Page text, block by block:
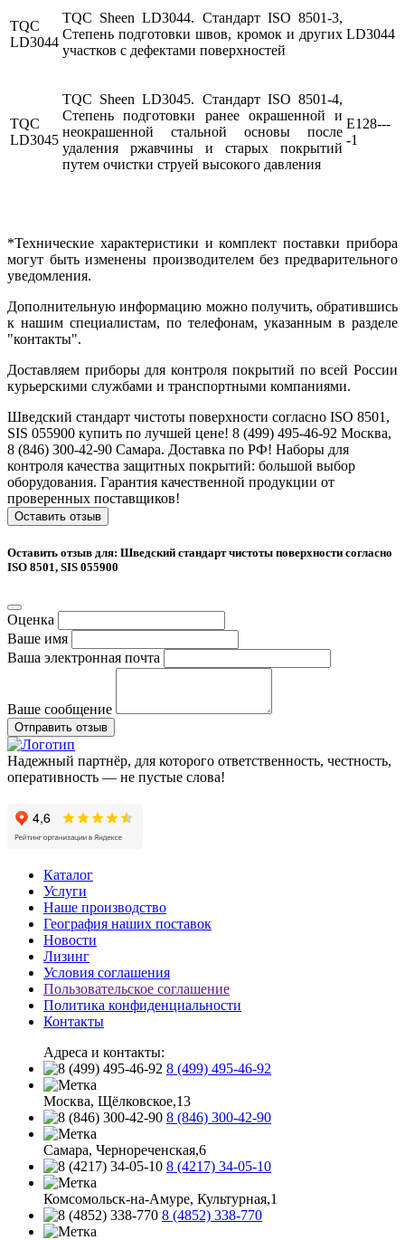
TQC
LD3044
TQC Sheen LD3044. Стандарт ISO 8501-3,
Степень подготовки швов, кромок и других
участков с дефектами поверхностей
LD3044
TQC
LD3045
TQC Sheen LD3045. Стандарт ISO 8501-4,
Степень подготовки ранее окрашенной и
неокрашенной стальной основы после
удаления ржавчины и старых покрытий
путем очистки струей высокого давления
E128---
-1
*Технические характеристики и комплект поставки прибора
могут быть изменены производителем без предварительного
уведомления.
Дополнительную информацию можно получить, обратившись
к нашим специалистам, по телефонам, указанным в разделе
"контакты".
Доставляем приборы для контроля покрытий по всей России
курьерскими службами и транспортными компаниями.
Шведский стандарт чистоты поверхности согласно ISO 8501,
SIS 055900 купить по лучшей цене! 8 (499) 495-46-92 Москва,
8 (846) 300-42-90 Самара. Доставка по РФ! Наборы для
контроля качества защитных покрытий: большой выбор
оборудования. Гарантия качественной продукции от
проверенных поставщиков!
Оставить отзыв
Оставить отзыв для: Шведский стандарт чистоты поверхности согласно
ISO 8501, SIS 055900
Оценка
Ваше имя
Ваша электронная почта
Ваше сообщение
Отправить отзыв
Надежный партнёр, для которого ответственность, честность,
оперативность — не пустые слова!
Каталог
Услуги
Наше производство
География наших поставок
Новости
Лизинг
Условия соглашения
Пользовательское соглашение
Политика конфиденциальности
Контакты
Адреса и контакты:
8 (499) 495-46-92
Москва, Щёлковское,13
8 (846) 300-42-90
Самара, Чернореченская,6
8 (4217) 34-05-10
Комсомольск-на-Амуре, Культурная,1
8 (4852) 338-770